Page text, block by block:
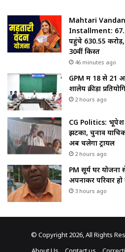
Mahtari
Installment:
पहुंचे 630.55 करोड़,
30वीं किस्त
46 minutes ago
GPM में 18 से 21
शालेय क्रीड़ा
2 hours ago
CG Politics: भूपेश
झटका, चुनाव
अब चलेगा ट्रायल
2 hours ago
PM सूर्य घर योजना
अपनाकर परिवार
3 hours ago
© Copyright 2026, All Rights